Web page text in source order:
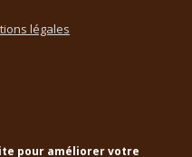
légales
pour améliorer votre